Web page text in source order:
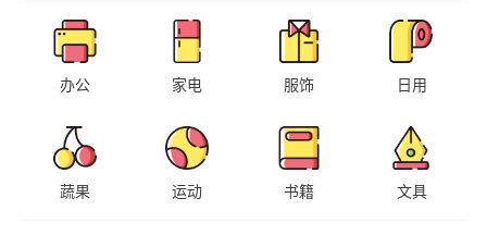
办公 家电 服饰 日用
蔬果 运动 书籍 文具